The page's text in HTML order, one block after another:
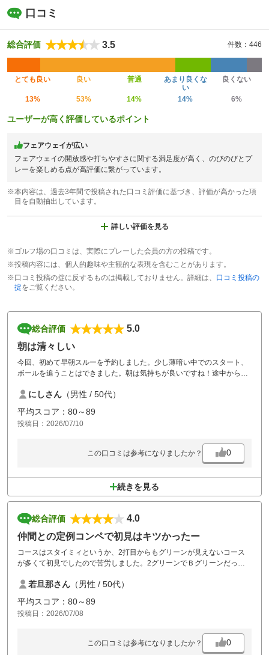
口コミ
総合評価 3.5 件数：446
とても良い 良い 普通
あまり良くな
い
良くない
13% 53% 14% 14% 6%
ユーザーが高く評価しているポイント
フェアウェイが広い
フェアウェイの開放感や打ちやすさに関する満足度が高く、のびのびとプ
レーを楽しめる点が高評価に繋がっています。
※本内容は、過去3年間で投稿された口コミ評価に基づき、評価が高かった項
目を自動抽出しています。
詳しい評価を見る
※ゴルフ場の口コミは、実際にプレーした会員の方の投稿です。
※投稿内容には、個人的趣味や主観的な表現を含むことがあります。
※口コミ投稿の掟に反するものは掲載しておりません。詳細は、 口コミ投稿の
掟をご覧ください。
総合評価
5.0
朝は清々しい
今回、初めて早朝スルーを予約しました。少し薄暗い中でのスタート、
ボールを追うことはできました。朝は気持ちが良いですね！途中から日
事はなく、快適にラウンドできました。いつものスタート時間に上が
れ、早く帰えることができので、次回も早朝スルーを予約したいと思い
ます。
にしさん （男性 / 50代）
平均スコア：80～89
投稿日：2026/07/10
この口コミは参考になりましたか？ 0
続きを見る
総合評価
4.0
仲間との定例コンペで初見はキツかったー
コースはスタイミィというか、2打目からもグリーンが見えないコース
が多くて初見でしたので苦労しました。2グリーンでＢグリーンだった
るのが大変でしたパー3はどこも距離があり谷や池もあって難しかった
です
また挑戦したいコースです。料金はリーズナブルですが、ロッカー代や
フェアーウェイ乗り入れ代などがかかります
若旦那さん （男性 / 50代）
平均スコア：80～89
投稿日：2026/07/08
この口コミは参考になりましたか？ 0